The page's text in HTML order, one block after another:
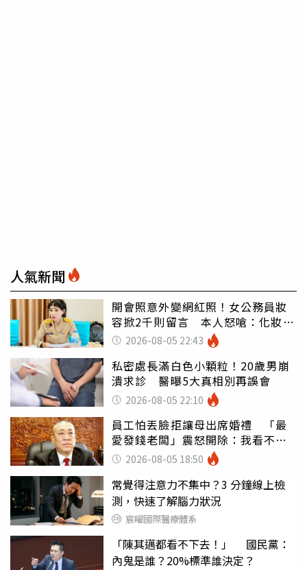
人氣新聞
開會照意外變網紅照！女公務員妝
容掀2千則留言 本人怒嗆：化妝有
錯嗎2026-08-05 22:43
私密處長滿白色小顆粒！20歲男崩
潰求診 醫曝5大真相別再誤會
2026-08-05 22:10
員工怕丟臉拒讓母出席婚禮 「最
愛發錢老闆」震怒開除：我看不起
你 2026-08-05 18:50
常覺得注意力不集中？3 分鐘線上檢
測，快速了解腦力狀況
宸曜國際醫療體系
「陳其邁都看不下去！」 國民黨：
內鬼是誰？20%標準誰決定？